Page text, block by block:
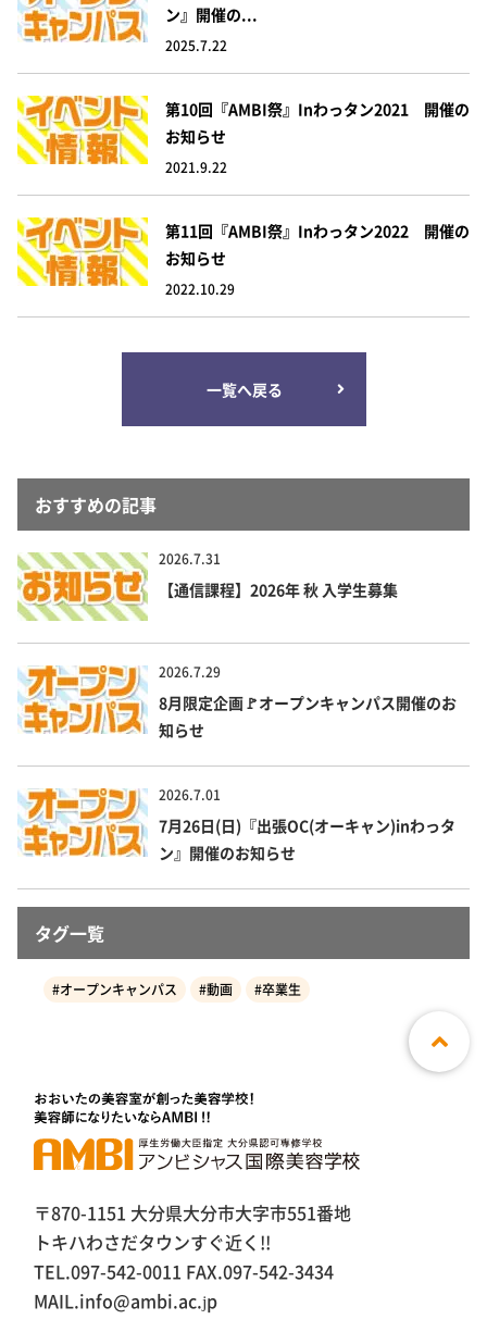
ン』開催の...
2025.7.22
第10回『AMBI祭』inわっタン2021 開催の
お知らせ
2021.9.22
第11回『AMBI祭』inわっタン2022 開催の
お知らせ
2022.10.29
一覧へ戻る
おすすめの記事
2026.7.31
【通信課程】2026年 秋 入学生募集
2026.7.29
8月限定企画🚩オープンキャンパス開催のお
知らせ
2026.7.01
7月26日(日)『出張OC(オーキャン)inわっタ
ン』開催のお知らせ
タグ一覧
#オープンキャンパス #動画 #卒業生
〒870-1151 大分県大分市大字市551番地
トキハわさだタウンすぐ近く!!
TEL.097-542-0011 FAX.097-542-3434
MAIL.info@ambi.ac.jp